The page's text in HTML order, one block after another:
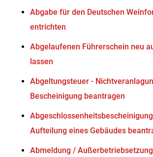
Abgabe für den Deutschen
entrichten
Abgelaufenen Führerschein neu
lassen
Abgeltungsteuer -
Bescheinigung beantragen
Aufteilung eines Gebäudes
Abmeldung /